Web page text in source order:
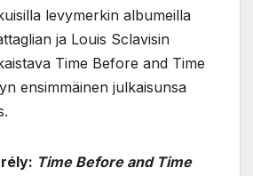
levymerkin albumeilla
ja Louis Sclavisin
Time Before and Time
ensimmäinen julkaisunsa
Time Before and Time